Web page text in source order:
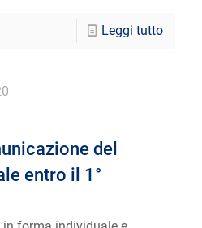
Leggi tutto
del
entro il 1°